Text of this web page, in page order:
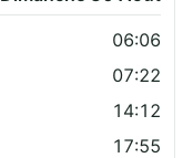
06:06
07:22
14:12
17:55